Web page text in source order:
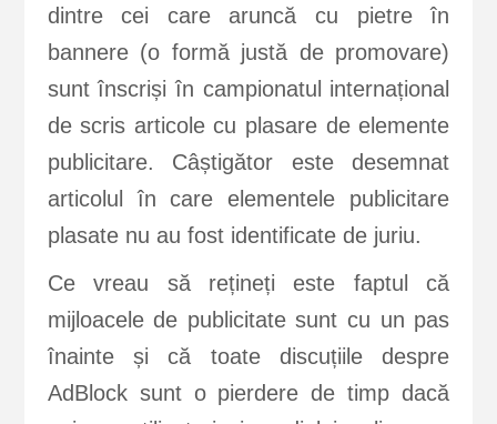
dintre cei care aruncă cu pietre în
bannere (o formă justă de promovare)
sunt înscriși în campionatul internațional
de scris articole cu plasare de elemente
publicitare. Câștigător este desemnat
articolul în care elementele publicitare
plasate nu au fost identificate de juriu.
Ce vreau să rețineți este faptul că
mijloacele de publicitate sunt cu un pas
înainte și că toate discuțiile despre
AdBlock sunt o pierdere de timp dacă